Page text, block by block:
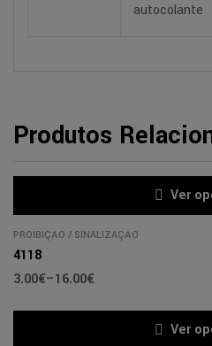
autocolante
Produtos
Ver
PROÍBIÇÃO / SINALIZAÇÃO
4118
3.00€–16.00€
Ver